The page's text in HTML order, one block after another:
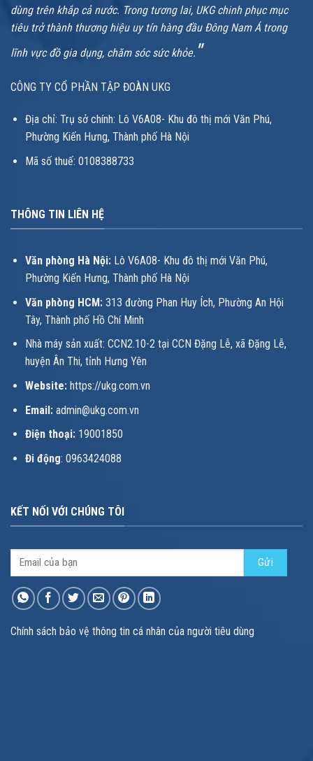
dùng trên khắp cả nước. Trong tương lai, UKG chinh phục mục
tiêu trở thành thương hiệu uy tín hàng đầu Đông Nam Á trong
lĩnh vực đồ gia dụng, chăm sóc sức khỏe. "
CÔNG TY CỔ PHẦN TẬP ĐOÀN UKG
Địa chỉ: Trụ sở chính: Lô V6A08- Khu đô thị mới Văn Phú,
Phường Kiến Hưng, Thành phố Hà Nội
Mã số thuế: 0108388733
THÔNG TIN LIÊN HỆ
Văn phòng Hà Nội:Lô V6A08- Khu đô thị mới Văn Phú,
Phường Kiến Hưng, Thành phố Hà Nội
Văn phòng HCM: 313 đường Phan Huy Ích, Phường An Hội
Tây, Thành phố Hồ Chí Minh
Nhà máy sản xuất: CCN2.10-2 tại CCN Đặng Lễ, xã Đặng Lễ,
huyện Ân Thi, tỉnh Hưng Yên
Website: https://ukg.com.vn
Email: admin@ukg.com.vn
Điện thoại: 19001850
Đi động: 0963424088
KẾT NỐI VỚI CHÚNG TÔI
Chính sách bảo vệ thông tin cá nhân của người tiêu dùng